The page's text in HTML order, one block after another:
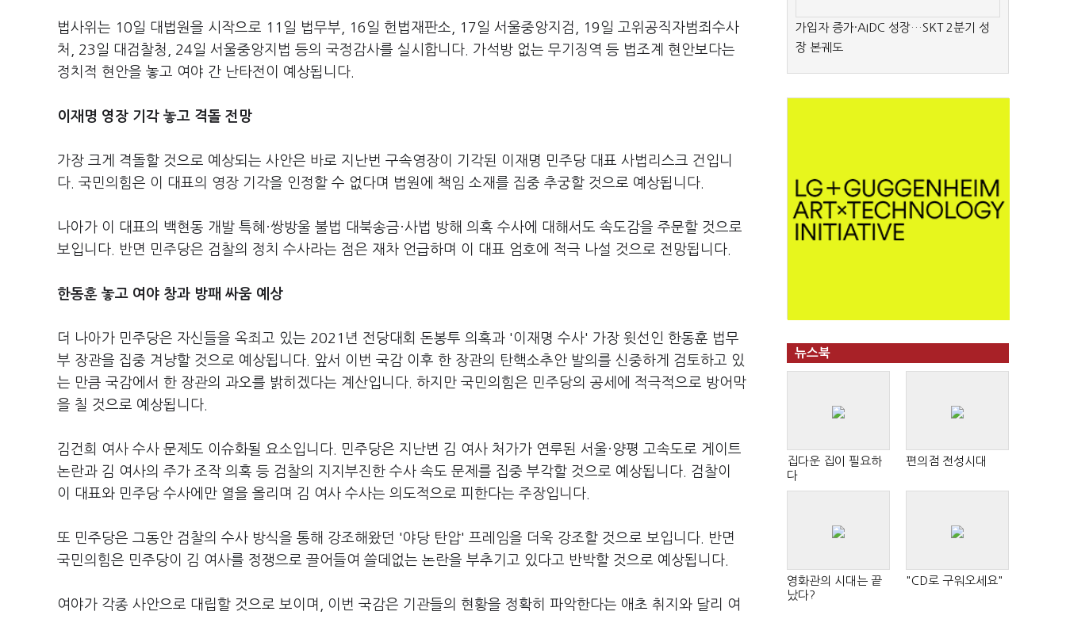
법사위는 10일 대법원을 시작으로 11일 법무부, 16일 헌법재판소, 17일 서울중앙지검, 19일 고위공직자범죄수사
처, 23일 대검찰청, 24일 서울중앙지법 등의 국정감사를 실시합니다. 가석방 없는 무기징역 등 법조계 현안보다는
정치적 현안을 놓고 여야 간 난타전이 예상됩니다.
이재명 영장 기각 놓고 격돌 전망
가장 크게 격돌할 것으로 예상되는 사안은 바로 지난번 구속영장이 기각된 이재명 민주당 대표 사법리스크 건입니
다. 국민의힘은 이 대표의 영장 기각을 인정할 수 없다며 법원에 책임 소재를 집중 추궁할 것으로 예상됩니다.
나아가 이 대표의 백현동 개발 특혜·쌍방울 불법 대북송금·사법 방해 의혹 수사에 대해서도 속도감을 주문할 것으로
보입니다. 반면 민주당은 검찰의 정치 수사라는 점은 재차 언급하며 이 대표 엄호에 적극 나설 것으로 전망됩니다.
한동훈 놓고 여야 창과 방패 싸움 예상
더 나아가 민주당은 자신들을 옥죄고 있는 2021년 전당대회 돈봉투 의혹과 '이재명 수사' 가장 윗선인 한동훈 법무
부 장관을 집중 겨냥할 것으로 예상됩니다. 앞서 이번 국감 이후 한 장관의 탄핵소추안 발의를 신중하게 검토하고 있
는 만큼 국감에서 한 장관의 과오를 밝히겠다는 계산입니다. 하지만 국민의힘은 민주당의 공세에 적극적으로 방어막
을 칠 것으로 예상됩니다.
김건희 여사 수사 문제도 이슈화될 요소입니다. 민주당은 지난번 김 여사 처가가 연루된 서울·양평 고속도로 게이트
논란과 김 여사의 주가 조작 의혹 등 검찰의 지지부진한 수사 속도 문제를 집중 부각할 것으로 예상됩니다. 검찰이
이 대표와 민주당 수사에만 열을 올리며 김 여사 수사는 의도적으로 피한다는 주장입니다.
또 민주당은 그동안 검찰의 수사 방식을 통해 강조해왔던 '야당 탄압' 프레임을 더욱 강조할 것으로 보입니다. 반면
국민의힘은 민주당이 김 여사를 정쟁으로 끌어들여 쓸데없는 논란을 부추기고 있다고 반박할 것으로 예상됩니다.
여야가 각종 사안으로 대립할 것으로 보이며, 이번 국감은 기관들의 현황을 정확히 파악한다는 애초 취지와 달리 여
가입자 증가·AIDC 성장…SKT 2분기 성
장 본궤도
뉴스북
집다운 집이 필요하
다
편의점 전성시대
영화관의 시대는 끝
났다?
"CD로 구워오세요"